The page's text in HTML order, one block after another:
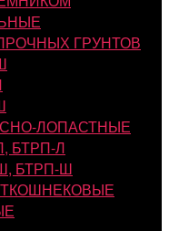
ГРУНТОВ
ЛОПАСТНЫЕ
БТРП-Л
БТРП-Ш